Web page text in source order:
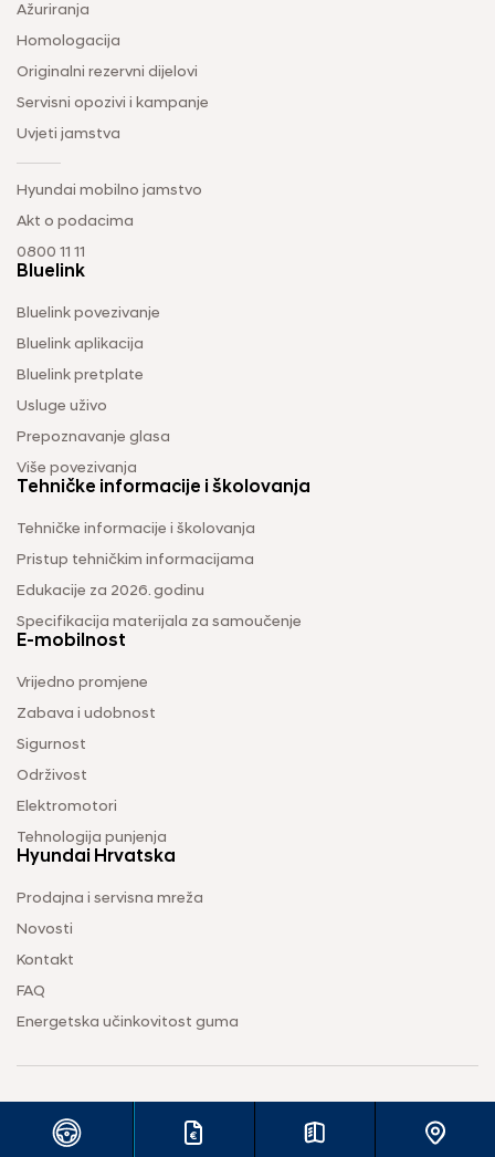
Ažuriranja
Homologacija
Originalni rezervni dijelovi
Servisni opozivi i kampanje
Uvjeti jamstva
Hyundai mobilno jamstvo
Akt o podacima
0800 11 11
Bluelink
Bluelink povezivanje
Bluelink aplikacija
Bluelink pretplate
Usluge uživo
Prepoznavanje glasa
Više povezivanja
Tehničke informacije i školovanja
Tehničke informacije i školovanja
Pristup tehničkim informacijama
Edukacije za 2026. godinu
Specifikacija materijala za samoučenje
E-mobilnost
Vrijedno promjene
Zabava i udobnost
Sigurnost
Održivost
Elektromotori
Tehnologija punjenja
Hyundai Hrvatska
Prodajna i servisna mreža
Novosti
Kontakt
FAQ
Energetska učinkovitost guma
2026 © Hyundai Hrvatska d.o.o. Sva prava pridržana